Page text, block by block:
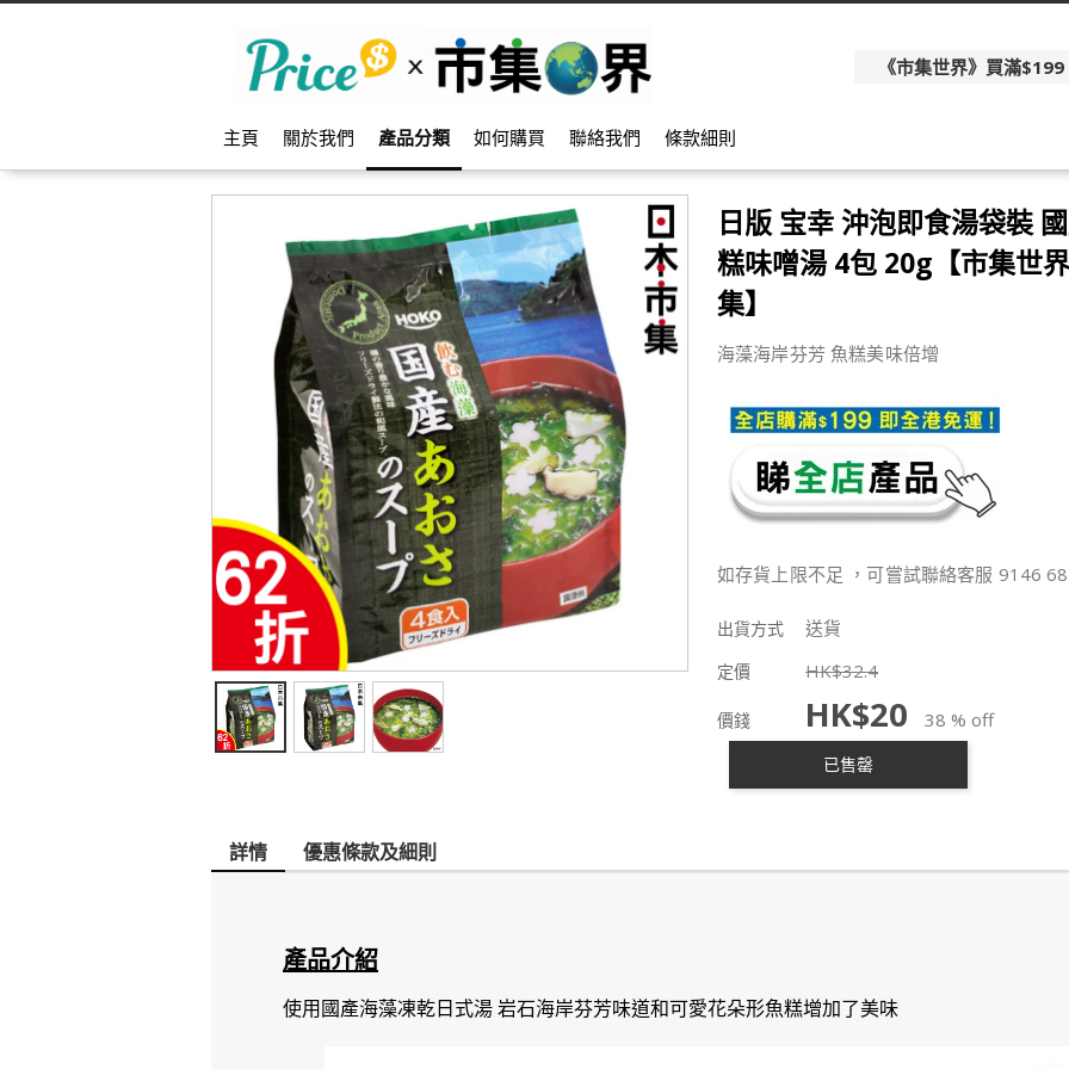
《市集世界》買滿
主頁 關於我們 產品分類 如何購買 聯絡我們 條款細則
日版 宝幸 沖泡即食湯袋裝
糕味噌湯 4包 20g【市集世
集】
海藻海岸芬芳 魚糕美味倍增
如存貨上限不足 ，可嘗試聯絡客服 9146
出貨方式 送貨
定價 HK$32.4
價錢 HK$20 38 % off
已售罄
詳情 優惠條款及細則
產品介紹
使用國產海藻凍乾日式湯 岩石海岸芬芳味道和可愛花朵形魚糕增加了美味